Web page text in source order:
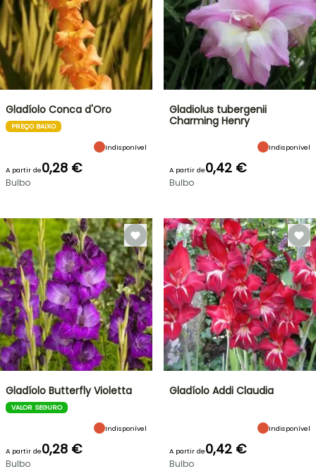
Gladíolo Conca d'Oro
PREÇO BAIXO
Indisponível
A partir de0,28 €
Bulbo
Gladiolus tubergenii
Charming Henry
Indisponível
A partir de0,42 €
Bulbo
Gladíolo Butterfly Violetta
VALOR SEGURO
Indisponível
A partir de0,28 €
Bulbo
Gladíolo Addi Claudia
Indisponível
A partir de0,42 €
Bulbo